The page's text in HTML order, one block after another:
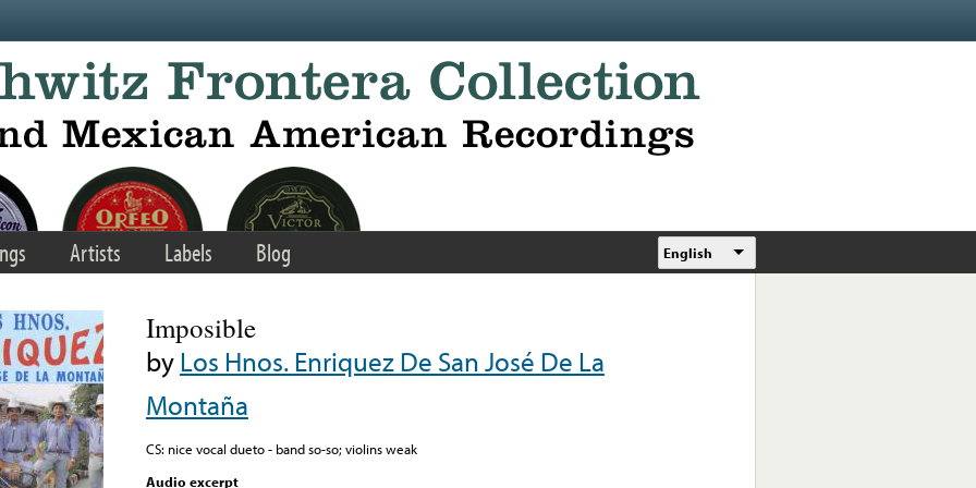
Artists Labels Blog English
Imposible
byLos Hnos. Enriquez De San José De La
Montaña
CS: nice vocal dueto - band so-so; violins weak
Audio excerpt